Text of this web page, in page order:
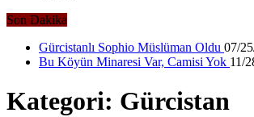
Son Dakika
Gürcistanlı Sophio Müslüman Oldu 07/
Bu Köyün Minaresi Var, Camisi Yok 11/
Kategori: Gürcistan